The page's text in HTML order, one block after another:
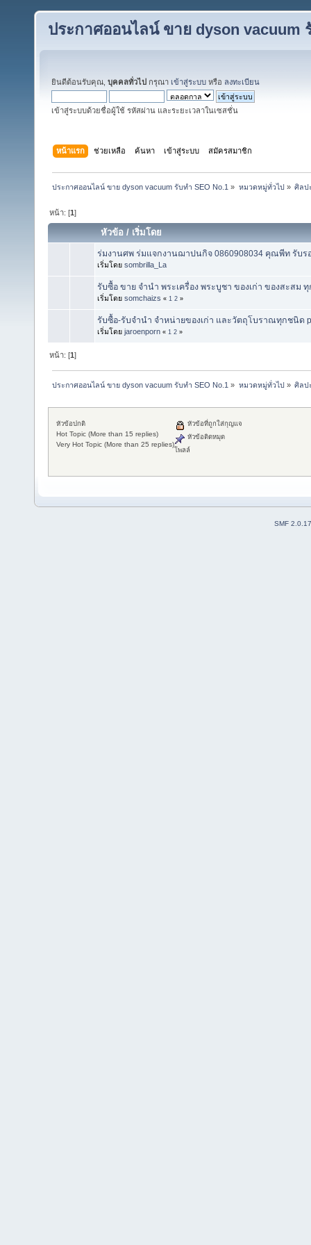
ประกาศออนไลน์ ขาย dyson vacuum
ยินดีต้อนรับคุณ, บุคคลทั่วไป กรุณา เข้าสู่ระบบ หรือ ลงทะเบียน
เข้าสู่ระบบด้วยชื่อผู้ใช้ รหัสผ่าน และระยะเวลาในเซสชั่น
หน้าแรก ช่วยเหลือ ค้นหา เข้าสู่ระบบ สมัครสมาชิก
ประกาศออนไลน์ ขาย dyson vacuum รับทำ SEO No.1 » หมวดหมู่ทั่วไป» ศิลป
หน้า: [1]
หัวข้อ / เริ่มโดย
ร่มงานศพ ร่มแจกงานฌาปนกิจ 0860908034 คุณพีท รับร
เริ่มโดย sombrilla_La
รับซื้อ ขาย จำนำ พระเครื่อง พระบูชา ของเก่า ของสะสม
เริ่มโดย somchaizs « 1 2 »
รับซื้อ-รับจำนำ จำหน่ายของเก่า และวัตถุโบราณทุกชนิด
เริ่มโดย jaroenporn « 1 2 »
หน้า: [1]
ประกาศออนไลน์ ขาย dyson vacuum รับทำ SEO No.1 » หมวดหมู่ทั่วไป» ศิลป
หัวข้อปกติ
Hot Topic (More than 15 replies)
Very Hot Topic (More than 25 replies)
หัวข้อที่ถูกใส่กุญแจ
หัวข้อติดหมุด
โพลล์
SMF 2.0.17